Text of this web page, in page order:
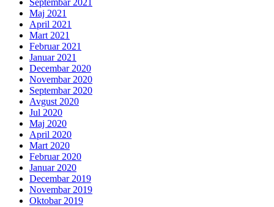
Septembar 2021
Maj 2021
April 2021
Mart 2021
Februar 2021
Januar 2021
Decembar 2020
Novembar 2020
Septembar 2020
Avgust 2020
Jul 2020
Maj 2020
April 2020
Mart 2020
Februar 2020
Januar 2020
Decembar 2019
Novembar 2019
Oktobar 2019